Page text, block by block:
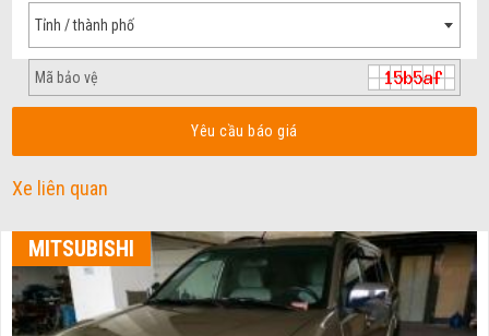
Tỉnh / thành phố
Yêu cầu báo giá
Xe liên quan
MITSUBISHI